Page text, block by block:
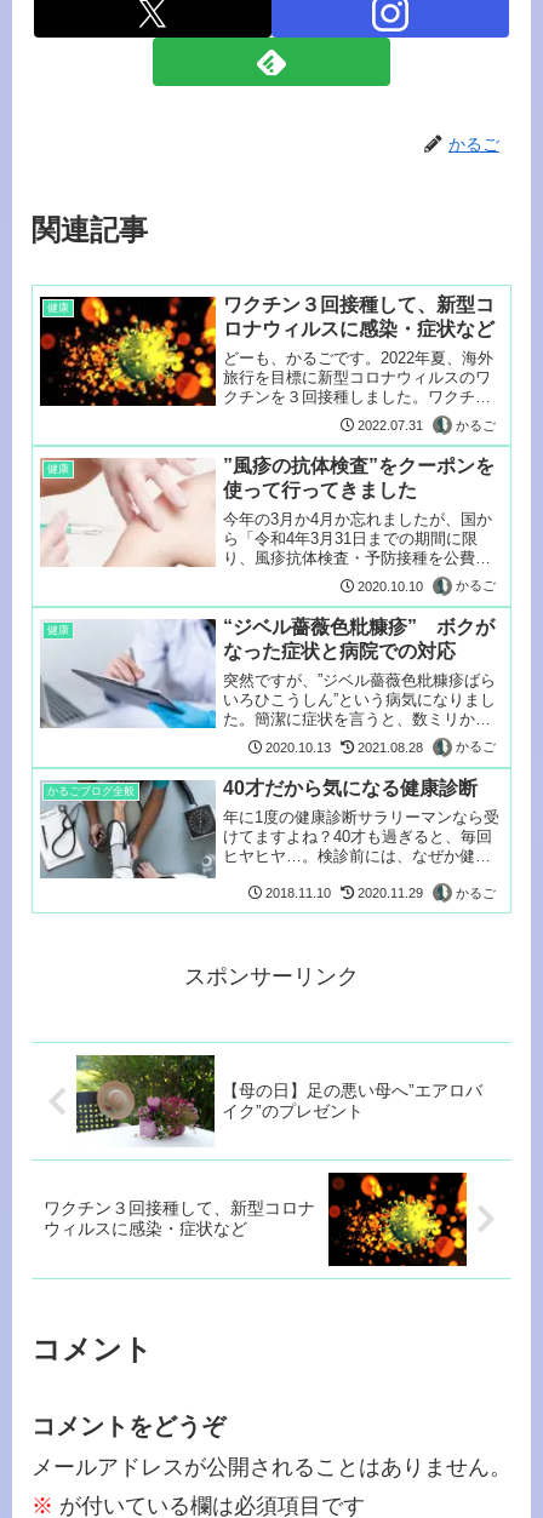
かるご
関連記事
健康
ワクチン３回接種して、新型コ
ロナウィルスに感染・症状など
どーも、かるごです。2022年夏、海外
旅行を目標に新型コロナウィルスのワ
クチンを３回接種しました。ワクチン
2022.07.31 かるご
健康
”風疹の抗体検査”をクーポンを
使って行ってきました
今年の3月か4月か忘れましたが、国か
ら「令和4年3月31日までの期間に限
り、風疹抗体検査・予防接種を公費で
2020.10.10 かるご
健康
“ジベル薔薇色粃糠疹” ボクが
なった症状と病院での対応
突然ですが、”ジベル薔薇色粃糠疹ばら
いろひこうしん”という病気になりまし
た。簡潔に症状を言うと、数ミリから
数セ...2020.10.13 2021.08.28 かるご
かるごブログ全般 40才だから気になる健康診断
年に1度の健康診断サラリーマンなら受
けてますよね？40才も過ぎると、毎回
ヒヤヒヤ…。検診前には、なぜか健康
2018.11.10 2020.11.29 かるご
スポンサーリンク
【母の日】足の悪い母へ”エアロバ
イク”のプレゼント
ワクチン３回接種して、新型コロナ
ウィルスに感染・症状など
コメント
コメントをどうぞ
メールアドレスが公開されることはありません。
※ が付いている欄は必須項目です